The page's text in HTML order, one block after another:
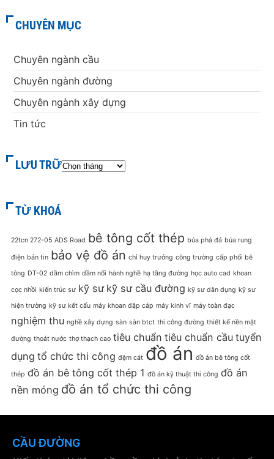
CHUYÊN MỤC
Chuyên ngành cầu
Chuyên ngành đường
Chuyên ngành xây dựng
Tin tức
LƯU TRỮ
TỪ KHOÁ
22tcn 272-05 ADS Road bê tông cốt thép búa phá đá búa rung
điện bản tin bảo vệ đồ án chỉ huy trưởng công trường cấp phối bê
tông DT-02 dầm chìm dầm nổi hành nghề hạ tầng đường học auto cad khoan
cọc nhồi kiến trúc sư kỹ sư kỹ sư cầu đường kỹ sư dân dụng kỹ sư
hiện trường kỹ sư kết cấu máy khoan đập cáp máy kinh vĩ máy toàn đạc
nghiệm thu nghề xây dựng sàn sàn btct thi công đường thiết kế nền mặt
đường thoát nước thợ thạch cao tiêu chuẩn tiêu chuẩn cầu tuyển
dụng tổ chức thi công đệm cát đồ án đồ án bê tông cốt
thép đồ án bê tông cốt thép 1 đồ án kỹ thuật thi công đồ án
nền móng đồ án tổ chức thi công
CẦU ĐƯỜNG